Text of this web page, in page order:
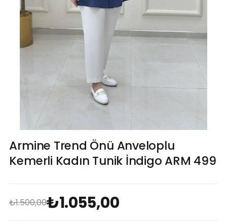
Armine Trend Önü Anveloplu
Kemerli Kadın Tunik İndigo ARM 499
₺1.500,00₺1.055,00